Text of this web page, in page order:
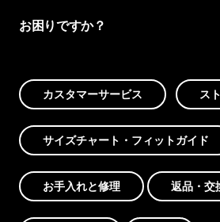
お困りですか？
カスタマーサービス ス
サイズチャート・フィットガイド
お手入れと修理 返品・交